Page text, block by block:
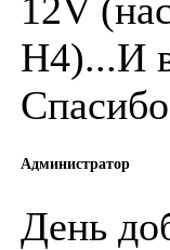
12V
H4)...И
Администратор
День